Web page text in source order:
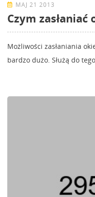
MAJ 21 2013
Czym zasłaniać
Możliwości zasłaniania
bardzo dużo. Służą do